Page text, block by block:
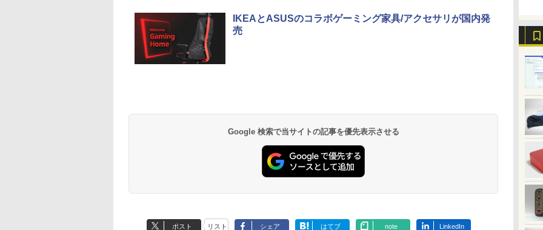
ク付き 防水 タッチ式
IKEAとASUSのコラボゲーミング家具/アクセサリが国内発
売
Google 検索で当サイトの記事を優先表示させる
ポスト リスト シェア はてブ note LinkedIn